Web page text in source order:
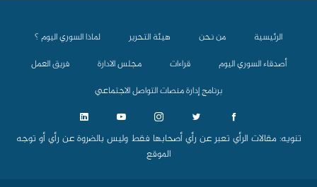
الرئيسية من نحن هيئة التحرير
لماذا السوري اليوم ؟
أصدقاء السوري اليوم
قراءات مجلس الادارة
فريق العمل
برنامج إدارة منصات التواصل الاجتماعي
تنويه: مقالات الرأي تعبر عن رأي أصحابها فقط وليس بالضروة عن رأي أو توجه
الموقع